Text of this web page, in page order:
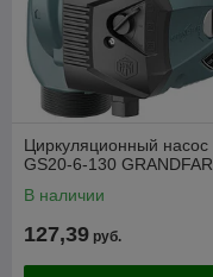
Циркуляционный насос
GS20-6-130 GRANDFAR
В наличии
127,39 руб.